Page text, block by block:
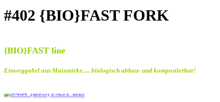
#402 {BIO}FAST FORK
{BIO}FAST line
Einweggabel aus Maisstärke..... biologisch abbau- und kompostierbar!